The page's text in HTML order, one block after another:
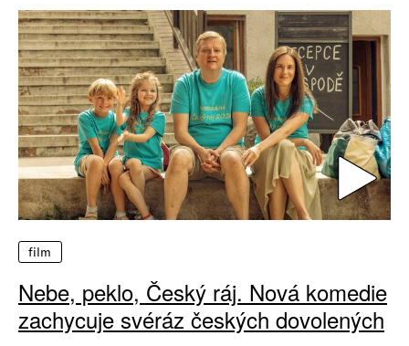
film
Nebe, peklo, Český ráj. Nová komedie
zachycuje svéráz českých dovolených